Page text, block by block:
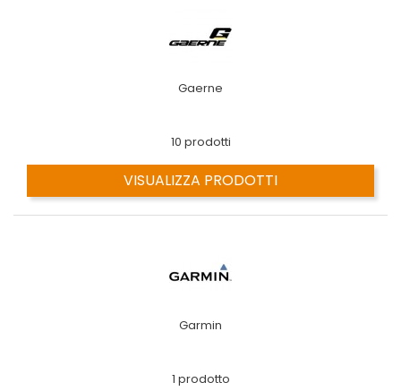
Gaerne
10 prodotti
VISUALIZZA PRODOTTI
Garmin
1 prodotto